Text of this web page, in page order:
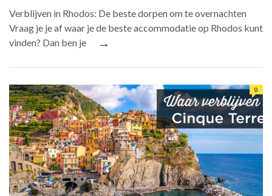
Verblijven in Rhodos: De beste dorpen om te overnachten
Vraag je je af waar je de beste accommodatie op Rhodos kunt
vinden? Dan ben je
→
0